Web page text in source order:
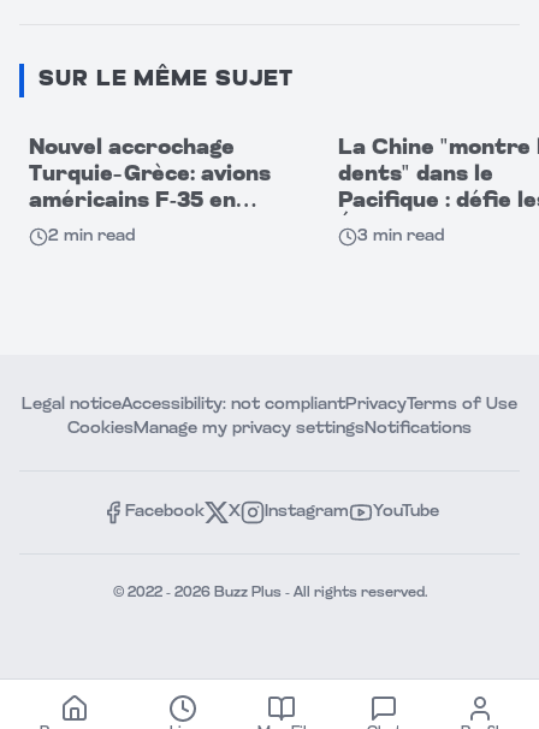
SUR LE MÊME SUJET
Nouvel accrochage
Turquie–Grèce: avions
américains F-35 en
cause
2 min read
La Chine "montre
dents" dans le
Pacifique : défie
États-Unis par
capacités
3 min read
Legal noticeAccessibility: not compliantPrivacyTerms of Use
CookiesManage my privacy settingsNotifications
Facebook X Instagram YouTube
© 2022 - 2026 Buzz Plus - All rights reserved.